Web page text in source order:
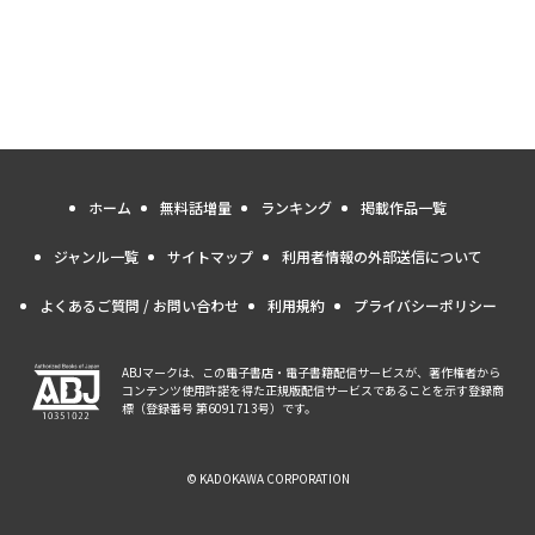
ホーム 無料話増量 ランキング 掲載作品一覧
ジャンル一覧 サイトマップ 利用者情報の外部送信について
よくあるご質問 / お問い合わせ 利用規約 プライバシーポリシー
ABJマークは、この電子書店・電子書籍配信サービスが、著作権者から
コンテンツ使用許諾を得た正規版配信サービスであることを示す登録商
標（登録番号 第6091713号）です。
© KADOKAWA CORPORATION